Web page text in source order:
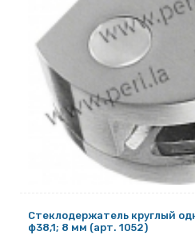
Стеклодержатель круглый
ф38,1; 8 мм (арт. 1052)